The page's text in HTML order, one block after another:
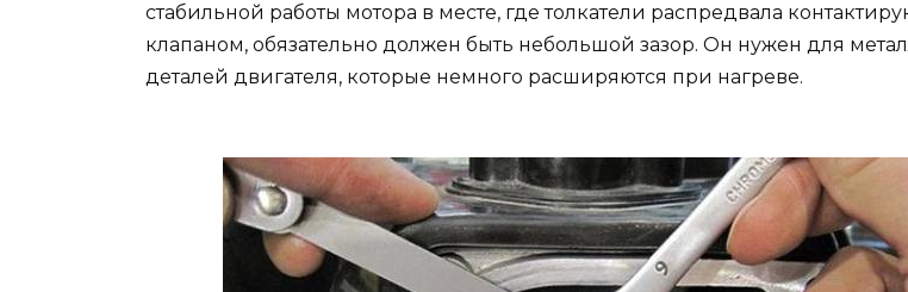
стабильной работы мотора в месте, где толкатели распредвала
клапаном, обязательно должен быть небольшой зазор. Он нужен для
деталей двигателя, которые немного расширяются при нагреве.